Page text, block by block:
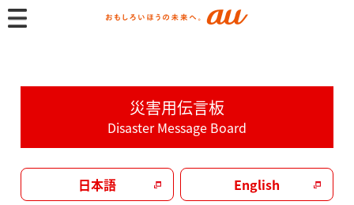
災害用伝言板
Disaster Message Board
日本語
English